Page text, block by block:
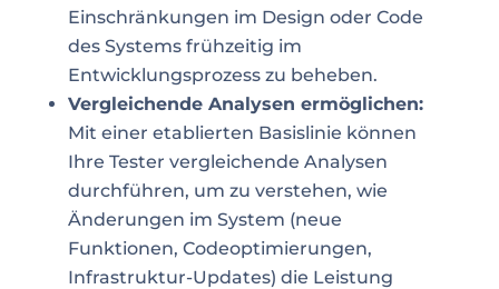
Einschränkungen im Design oder Code
des Systems frühzeitig im
Entwicklungsprozess zu beheben.
Vergleichende Analysen ermöglichen:
Mit einer etablierten Basislinie können
Ihre Tester vergleichende Analysen
durchführen, um zu verstehen, wie
Änderungen im System (neue
Funktionen, Codeoptimierungen,
Infrastruktur-Updates) die Leistung